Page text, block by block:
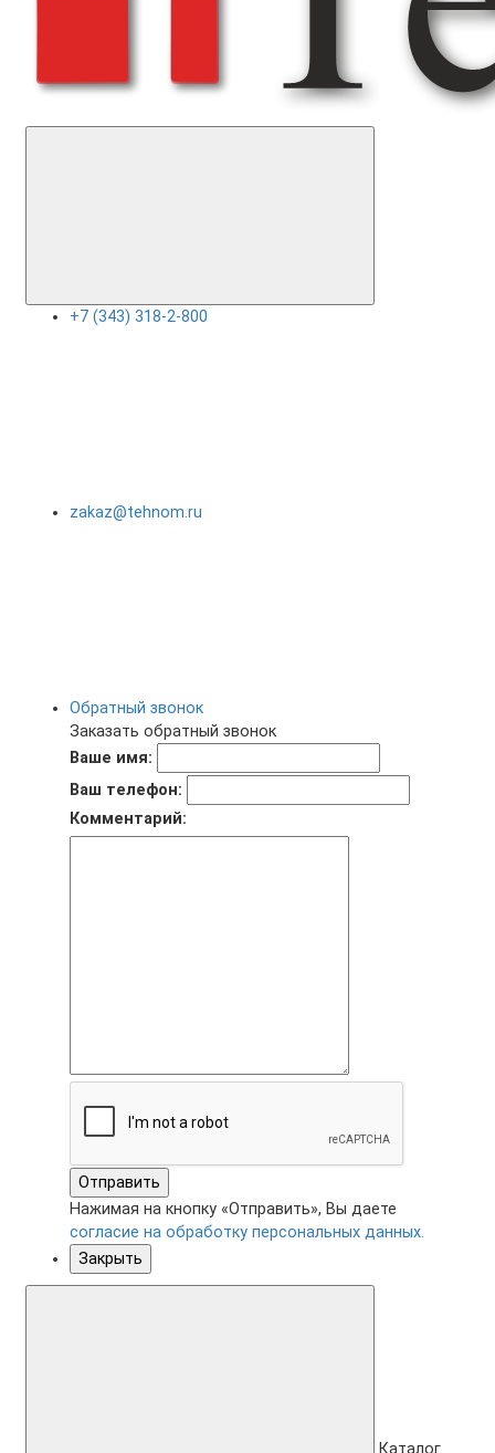
+7 (343) 318-2-800
zakaz@tehnom.ru
Обратный звонок
Заказать обратный звонок
Ваше имя:
Ваш телефон:
Комментарий:
Отправить
Нажимая на кнопку «Отправить», Вы даете
согласие на обработку персональных данных.
Закрыть
Каталог